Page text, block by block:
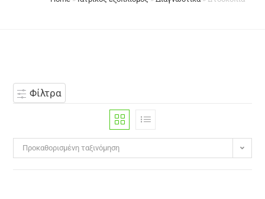
Φίλτρα
Προκαθορισμένη ταξινόμηση